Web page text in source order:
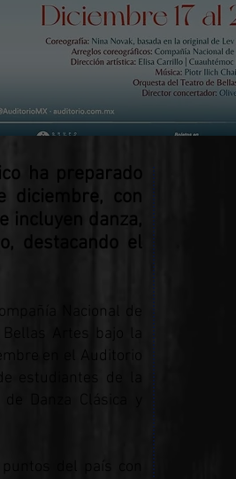
ha preparado
con
incluyen danza,
destacando el
Nacional de
Artes bajo la
en el Auditorio
estudiantes de la
Danza Clásica y
del país con